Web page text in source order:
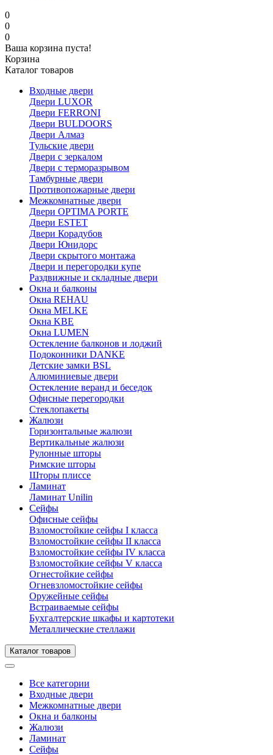
0
0
0
Ваша корзина пуста!
Корзина
Каталог товаров
Входные двери
Двери LUXOR
Двери FERRONI
Двери BULDOORS
Двери Алмаз
Тульские двери
Двери с зеркалом
Двери с терморазрывом
Тамбурные двери
Противопожарные двери
Межкомнатные двери
Двери OPTIMA PORTE
Двери ESTET
Двери Корадубов
Двери Юнидорс
Двери скрытого монтажа
Двери и перегородки купе
Раздвижные и складные двери
Окна и балконы
Окна REHAU
Окна MELKE
Окна KBE
Окна LUMEN
Остекление балконов и лоджий
Подоконники DANKE
Детские замки BSL
Алюминиевые двери
Остекление веранд и беседок
Офисные перегородки
Стеклопакеты
Жалюзи
Горизонтальные жалюзи
Вертикальные жалюзи
Рулонные шторы
Римские шторы
Шторы плиссе
Ламинат
Ламинат Unilin
Сейфы
Офисные сейфы
Взломостойкие сейфы I класса
Взломостойкие сейфы II класса
Взломостойкие сейфы IV класса
Взломостойкие сейфы V класса
Огнестойкие сейфы
Огневзломостойкие сейфы
Оружейные сейфы
Встраиваемые сейфы
Бухгалтерские шкафы и картотеки
Металлические стеллажи
Каталог товаров
Все категории
Входные двери
Межкомнатные двери
Окна и балконы
Жалюзи
Ламинат
Сейфы